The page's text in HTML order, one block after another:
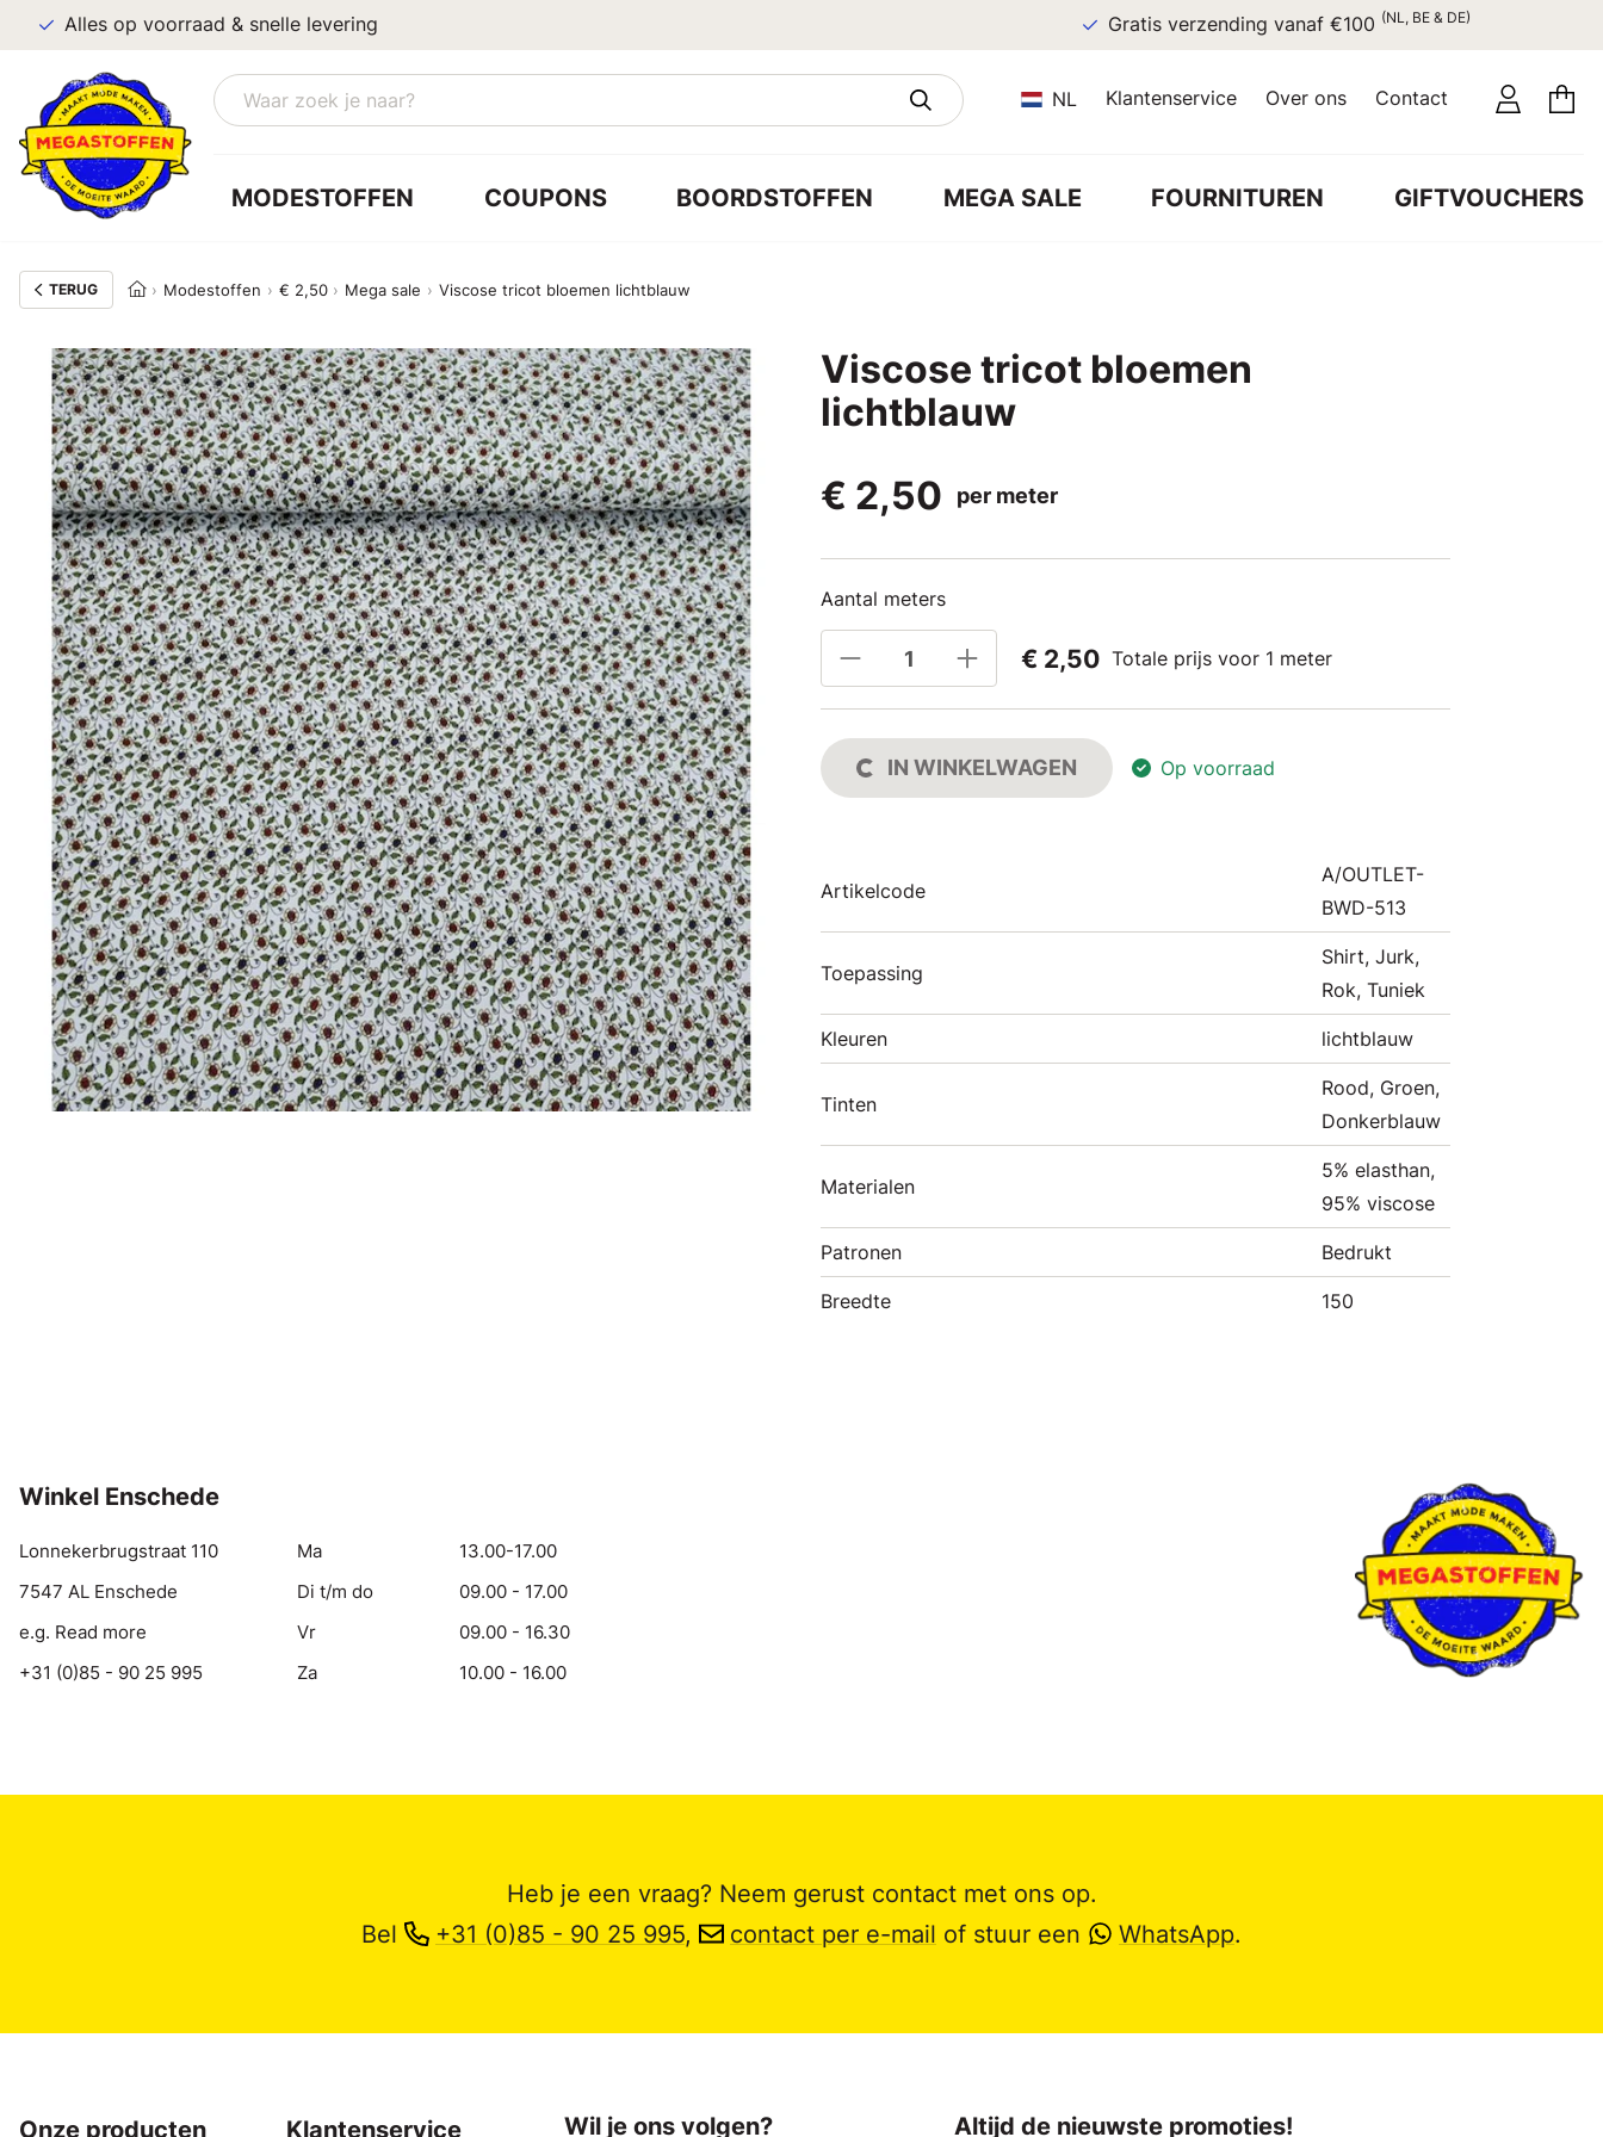
Alles op voorraad & snelle levering Gratis verzending vanaf €100 (NL, BE & DE)
NL Klantenservice Over ons Contact
MODESTOFFEN COUPONS BOORDSTOFFEN MEGA SALE FOURNITUREN GIFTVOUCHERS
TERUG Modestoffen € 2,50 Mega sale Viscose tricot bloemen lichtblauw
Viscose tricot bloemen
lichtblauw
€ 2,50
per meter
Aantal meters
€ 2,50 Totale prijs voor 1 meter
IN WINKELWAGEN Op voorraad
Artikelcode
A/OUTLET-
BWD-513
Toepassing
Shirt, Jurk,
Rok, Tuniek
Kleuren lichtblauw
Tinten
Rood, Groen,
Donkerblauw
Materialen
5% elasthan,
95% viscose
Patronen Bedrukt
Breedte 150
Winkel Enschede
Lonnekerbrugstraat 110
7547 AL Enschede
e.g. Read more
+31 (0)85 - 90 25 995
Ma
13.00-17.00
Di t/m do
09.00 - 17.00
Vr
09.00 - 16.30
Za
10.00 - 16.00
Heb je een vraag? Neem gerust contact met ons op.
Bel
+31 (0)85 - 90 25 995, contact per e-mail of stuur een WhatsApp.
Onze producten Klantenservice Wil je ons volgen? Altijd de nieuwste promoties!